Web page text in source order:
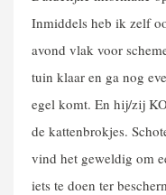
Inmiddels heb ik zelf
avond vlak voor
tuin klaar en ga nog
egel komt. En hij/zij
de kattenbrokjes.
vind het geweldig om
iets te doen ter